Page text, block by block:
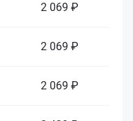
2 069 ₽
2 069 ₽
2 069 ₽